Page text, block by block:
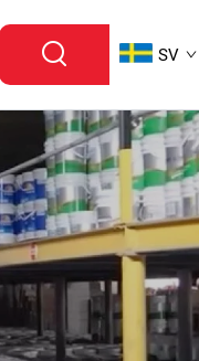
SV